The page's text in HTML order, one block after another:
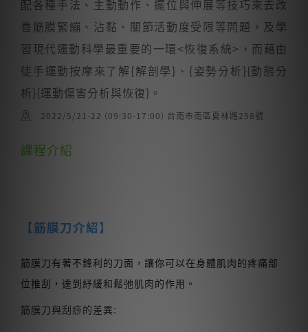
配各種手法、主動動作、擺位與伸展等技巧來去改
善筋膜緊繃、沾黏、關節活動度受限等問題，及學
習現代運動科學最重要的一環<恢復系統>，而藉由
徒手運動按摩來了解{解剖學}、{姿勢分析}{動態分
析}{運動傷害分析與恢復}。
2022/5/21-22 (09:30-17:00) 台南市南區夏林路258號
課程介紹
【筋膜刀介紹】
筋膜刀有著不鋒利的刀面，讓你可以在身體肌肉的疼痛部
位推刮，達到紓緩和鬆弛肌肉的作用。
筋膜刀與刮痧的差異: